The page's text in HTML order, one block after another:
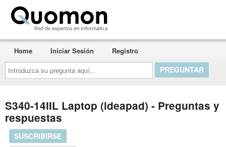
Introduzca
su
pregunta
aquí...
Home Iniciar Sesión Registro
S340-14IIL Laptop (ideapad) - Preguntas y
respuestas
SUSCRIBIRSE